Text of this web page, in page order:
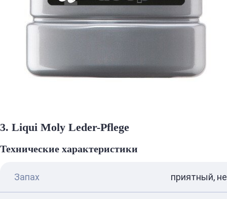
3. Liqui Moly Leder-Pflege
Технические характеристики
Запах приятный,